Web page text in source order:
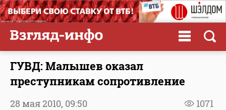
ГУВД: Малышев оказал
преступникам сопротивление
1071
28 мая 2010, 09:50